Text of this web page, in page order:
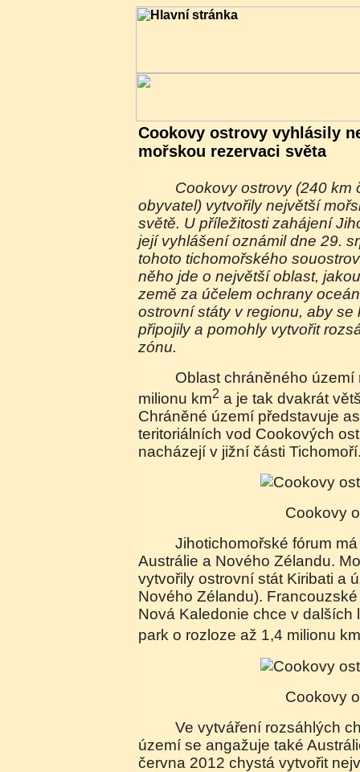
Cookovy ostrovy vyhlásily
mořskou rezervaci světa
Cookovy ostrovy (240 km čtverečných, 21400
obyvatel) vytvořily největší
světě. U příležitosti zahájení
její vyhlášení oznámil dne 29.
tohoto tichomořského
něho jde o největší oblast,
země za účelem ochrany
ostrovní státy v regionu, aby se
připojily a pomohly vytvořit
zónu.
Oblast chráněného území má rozlohu 1,065
milionu km2 a je tak dvakrát
Chráněné území představuje
teritoriálních vod Cookových
nacházejí v jižní části
Cookovy
Jihotichomořské fórum má 16 členů včetně
Austrálie a Nového Zélandu.
vytvořily ostrovní stát Kiribati a
Nového Zélandu).
Nová Kaledonie chce v dalších
park o rozloze až 1,4 milionu km
Cookovy
Ve vytváření rozsáhlých chráněných mořských
území se angažuje také
června 2012 chystá vytvořit